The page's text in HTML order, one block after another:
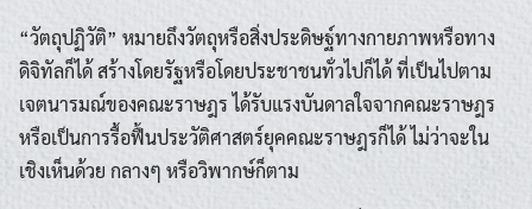
“วัตถุปฏิวัติ” หมายถึงวัตถุหรือสิ่งประดิษฐ์ทางกายภาพหรือทาง
ดิจิทัลก็ได้ สร้างโดยรัฐหรือโดยประชาชนทั่วไปก็ได้ ที่เป็นไปตาม
เจตนารมณ์ของคณะราษฎร ได้รับแรงบันดาลใจจากคณะราษฎร
หรือเป็นการรื้อฟื้นประวัติศาสตร์ยุคคณะราษฎรก็ได้ ไม่ว่าจะใน
เชิงเห็นด้วย กลางๆ หรือวิพากษ์ก็ตาม